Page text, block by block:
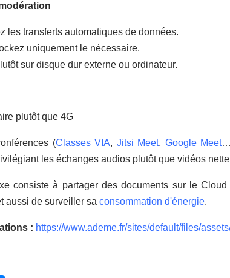
les transferts automatiques de données.
uniquement le nécessaire.
sur disque dur externe ou ordinateur.
plutôt que 4G
(Classes VIA, Jitsi Meet, Google Meet
les échanges audios plutôt que vidéos
consiste à partager des documents sur le
aussi de surveiller sa consommation d'énergie.
: https://www.ademe.fr/sites/default/files/